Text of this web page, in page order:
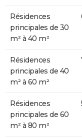
Résidences
principales de 30
m² à 40 m²
Résidences
principales de 40
m² à 60 m²
Résidences
principales de 60
m² à 80 m²